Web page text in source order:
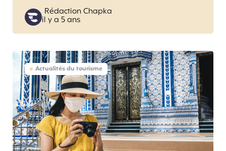
Posted
by
Rédaction Chapka
il y a 5 ans
Actualités du tourisme